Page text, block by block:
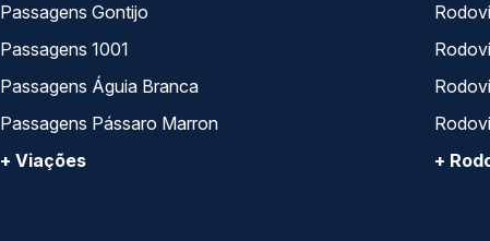
Passagens Gontijo
Passagens 1001
Passagens Águia Branca
Passagens Pássaro Marron
+ Viações
+